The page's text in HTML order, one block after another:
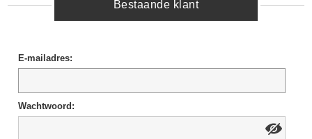
Bestaande klant
E-mailadres:
Wachtwoord: